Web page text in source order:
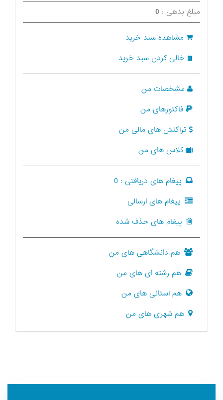
مبلغ بدهی : 0
مشاهده سبد خرید
خالی کردن سبد خرید
مشخصات من
فاکتورهای من
تراکنش های مالی من
کلاس های من
پیغام های دریافتی : 0
پیغام های ارسالی
پیغام های حذف شده
هم دانشگاهی های من
هم رشته ای های من
هم استانی های من
هم شهری های من